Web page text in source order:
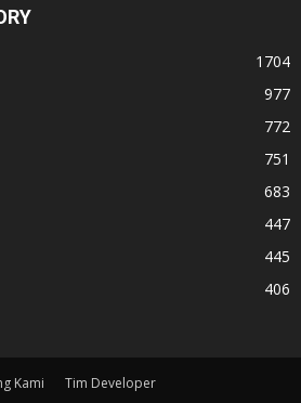
1704
977
772
751
683
447
445
406
Kami Tim Developer